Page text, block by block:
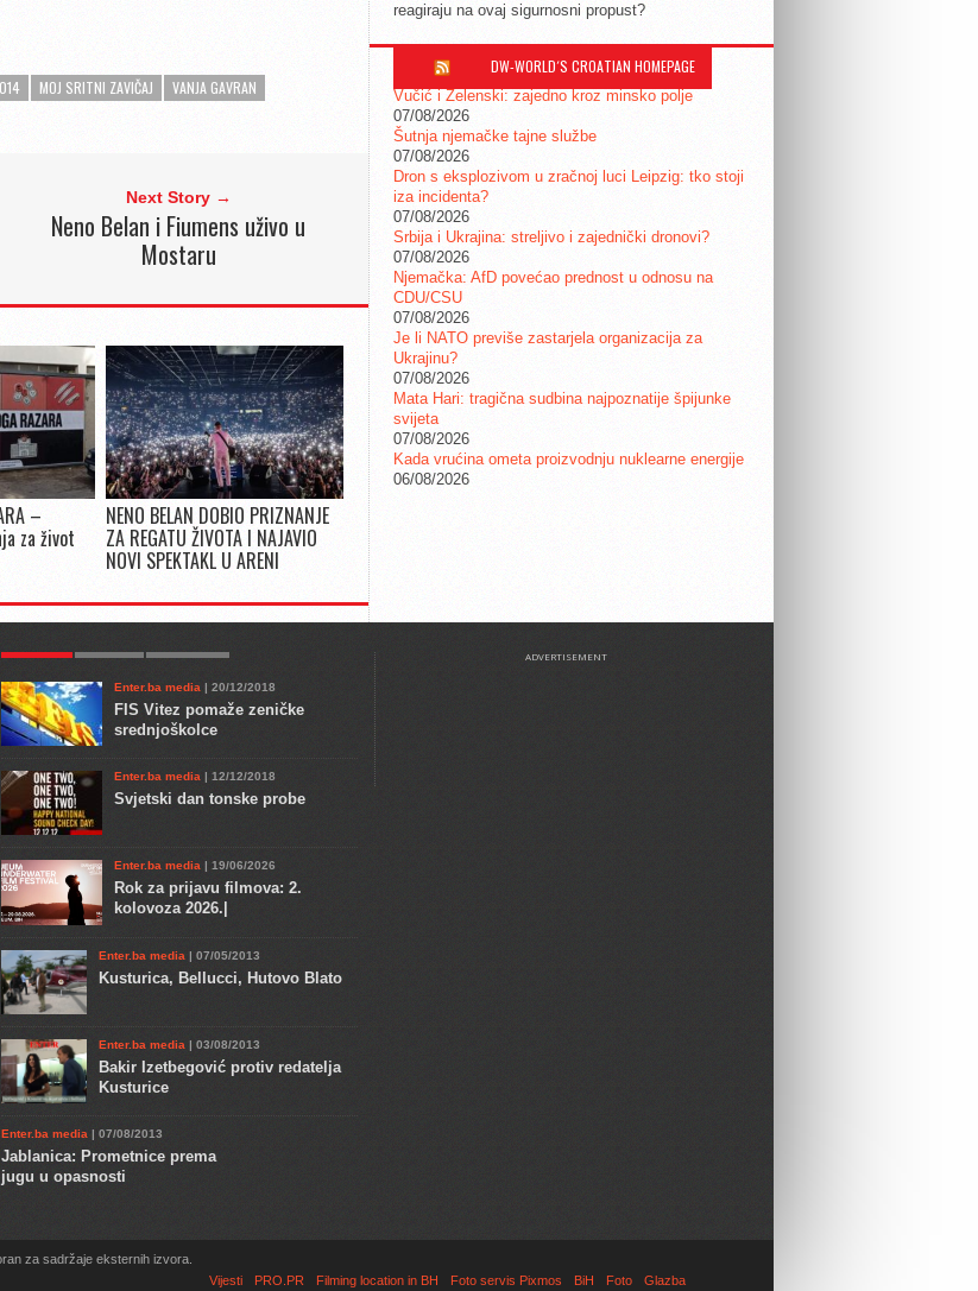
MOJ SRITNI ZAVIČAJ
VANJA GAVRAN
Next Story →
Neno Belan i Fiumens uživo u
Mostaru
–
za život
NENO BELAN DOBIO PRIZNANJE
ZA REGATU ŽIVOTA I NAJAVIO
NOVI SPEKTAKL U ARENI
reagiraju na ovaj sigurnosni propust?
DW-WORLD´S CROATIAN HOMEPAGE
Vučić i Zelenski: zajedno kroz minsko polje
07/08/2026
Šutnja njemačke tajne službe
07/08/2026
Dron s eksplozivom u zračnoj luci Leipzig: tko stoji
iza incidenta?
07/08/2026
Srbija i Ukrajina: streljivo i zajednički dronovi?
07/08/2026
Njemačka: AfD povećao prednost u odnosu na
CDU/CSU
07/08/2026
Je li NATO previše zastarjela organizacija za
Ukrajinu?
07/08/2026
Mata Hari: tragična sudbina najpoznatije špijunke
svijeta
07/08/2026
Kada vrućina ometa proizvodnju nuklearne energije
06/08/2026
Enter.ba media | 20/12/2018
FIS Vitez pomaže zeničke
srednjoškolce
Enter.ba media | 12/12/2018
Svjetski dan tonske probe
Enter.ba media | 19/06/2026
Rok za prijavu filmova: 2.
kolovoza 2026.|
Enter.ba media | 07/05/2013
Kusturica, Bellucci, Hutovo Blato
Enter.ba media | 03/08/2013
Bakir Izetbegović protiv redatelja
Kusturice
Enter.ba media | 07/08/2013
Jablanica: Prometnice prema
jugu u opasnosti
ADVERTISEMENT
za sadržaje eksternih izvora.
Vijesti
PRO.PR Filming location in BH Foto servis Pixmos BiH Foto Glazba